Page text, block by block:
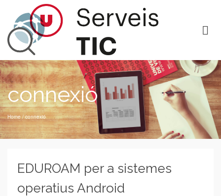
connexió
Home / connexió
EDUROAM per a sistemes
operatius Android